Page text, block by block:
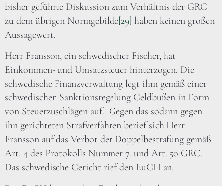
bisher geführte Diskussion zum Verhältnis der GRC
zu dem übrigen Normgebilde[29] haben keinen großen
Aussagewert.
Herr Fransson, ein schwedischer Fischer, hat
Einkommen- und Umsatzsteuer hinterzogen. Die
schwedische Finanzverwaltung legt ihm gemäß einer
schwedischen Sanktionsregelung Geldbußen in Form
von Steuerzuschlägen auf. Gegen das sodann gegen
ihn gerichteten Strafverfahren berief sich Herr
Fransson auf das Verbot der Doppelbestrafung gemäß
Art. 4 des Protokolls Nummer 7. und Art. 50 GRC.
Das schwedische Gericht rief den EuGH an.